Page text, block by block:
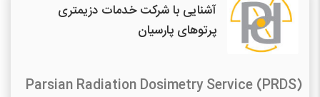
آشنایی با شرکت خدمات دزیمتری
پرتوهای پارسیان
Parsian Radiation Dosimetry Service (PRDS)